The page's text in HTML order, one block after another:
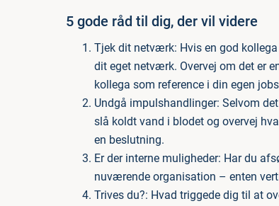
5 gode råd til dig, der vil videre
Tjek dit netværk: Hvis en god
dit eget netværk. Overvej om det er
kollega som reference i din egen
Undgå impulshandlinger: Selvom
slå koldt vand i blodet og overvej
en beslutning.
Er der interne muligheder: Har du
nuværende organisation – enten
Trives du?: Hvad triggede dig til at